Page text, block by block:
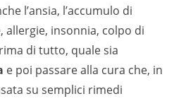
l’ansia, l’accumulo di
allergie, insonnia, colpo di
di tutto, quale sia
e poi passare alla cura che, in
su semplici rimedi